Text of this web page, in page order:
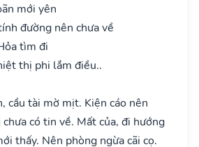
mới yên
đường nên chưa về
tìm đi
thị phi lắm điều..
cầu tài mờ mịt. Kiện cáo nên
có tin về. Mất của, đi hướng
thấy. Nên phòng ngừa cãi cọ.